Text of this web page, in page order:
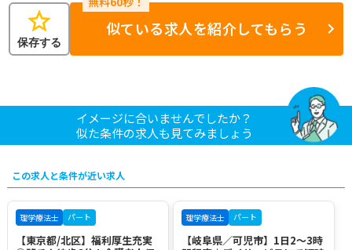
star
保存する
似ている求人を紹介してもらう
イメージに合いませんでしたか？
似た条件の求人も見てみましょう
この求人と条件が近い求人
理学療法士 パート
【東京都/北区】福利厚生充実
理学療法士 パート
【岐阜県／可児市】1日2～3時